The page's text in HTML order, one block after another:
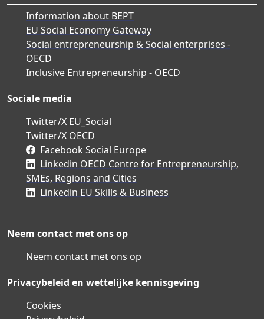
Information about BEPT
EU Social Economy Gateway
Social entrepreneurship & Social enterprises -
OECD
Inclusive Entrepreneurship - OECD
Sociale media
Twitter/X EU_Social
Twitter/X OECD
Facebook Social Europe
Linkedin OECD Centre for Entrepreneurship,
SMEs, Regions and Cities
Linkedin EU Skills & Business
Neem contact met ons op
Neem contact met ons op
Privacybeleid en wettelijke kennisgeving
Cookies